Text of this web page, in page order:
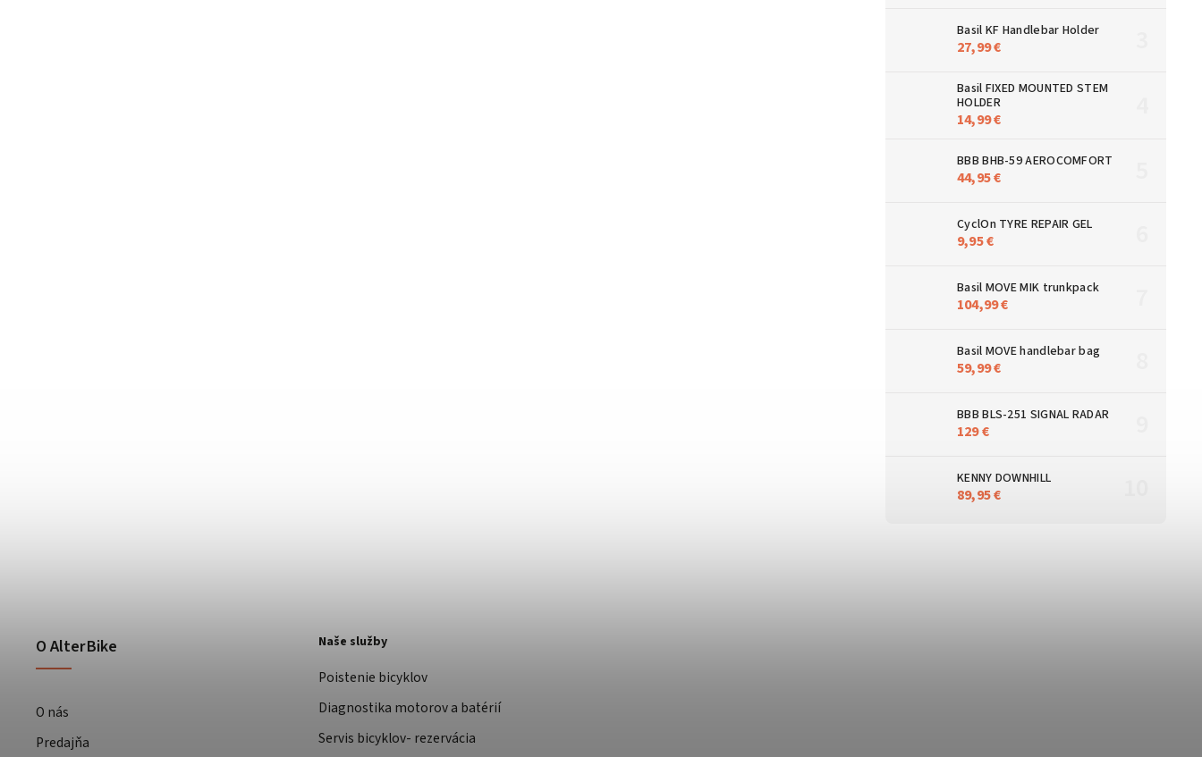
Basil KF Handlebar Holder
27,99 €
Basil FIXED MOUNTED STEM
HOLDER
14,99 €
BBB BHB-59 AEROCOMFORT
44,95 €
CyclOn TYRE REPAIR GEL
9,95 €
Basil MOVE MIK trunkpack
104,99 €
Basil MOVE handlebar bag
59,99 €
BBB BLS-251 SIGNAL RADAR
129 €
KENNY DOWNHILL
89,95 €
O AlterBike
O nás
Predajňa
Naše služby
Poistenie bicyklov
Diagnostika motorov a batérií
Servis bicyklov- rezervácia